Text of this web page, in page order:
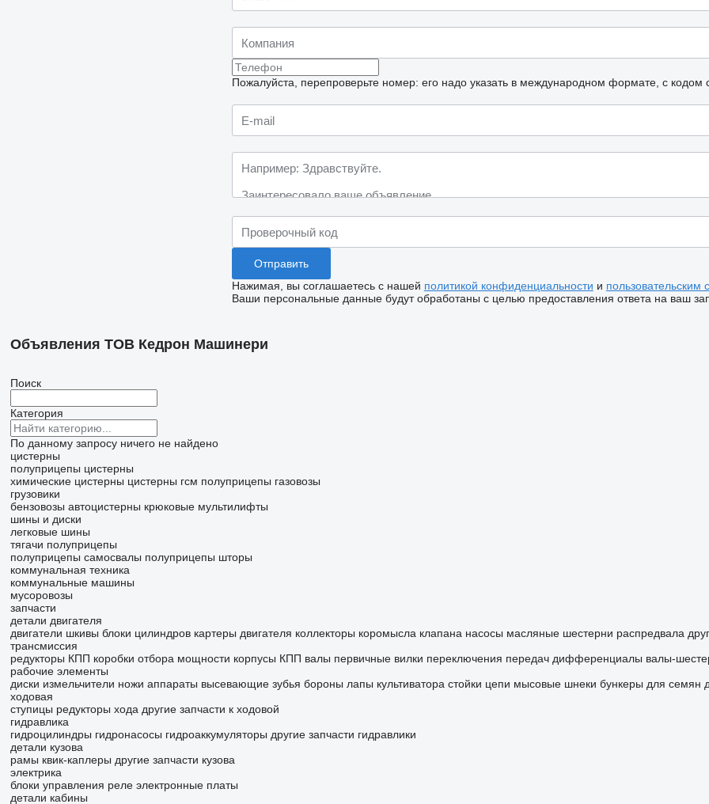
Пожалуйста, перепроверьте номер: его надо указать в международном формате, с кодом
Нажимая, вы соглашаетесь с нашей политикой конфиденциальности и пользовательским
Ваши персональные данные будут обработаны с целью предоставления ответа на ваш
Объявления ТОВ Кедрон Машинери
Поиск
Категория
По данному запросу ничего не найдено
цистерны
полуприцепы цистерны
химические цистерны цистерны гсм полуприцепы газовозы
грузовики
бензовозы автоцистерны крюковые мультилифты
шины и диски
легковые шины
тягачи полуприцепы
полуприцепы самосвалы полуприцепы шторы
коммунальная техника
коммунальные машины
мусоровозы
запчасти
детали двигателя
двигатели шкивы блоки цилиндров картеры двигателя коллекторы коромысла клапана насосы масляные шестерни распредвала
трансмиссия
редукторы КПП коробки отбора мощности корпусы КПП валы первичные вилки переключения передач дифференциалы валы-
рабочие элементы
диски измельчители ножи аппараты высевающие зубья бороны лапы культиватора стойки цепи мысовые шнеки бункеры для семян
ходовая
ступицы редукторы хода другие запчасти к ходовой
гидравлика
гидроцилиндры гидронасосы гидроаккумуляторы другие запчасти гидравлики
детали кузова
рамы квик-каплеры другие запчасти кузова
электрика
блоки управления реле электронные платы
детали кабины